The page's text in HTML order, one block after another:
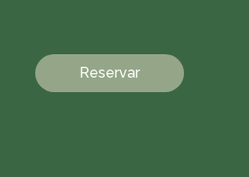
Reservar